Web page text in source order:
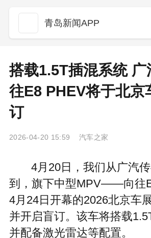
青岛新闻APP
搭载1.5T插混系统 广
往E8 PHEV将于北京
订
2026-04-20 15:59 汽车之家
4月20日，我们从广汽
到，旗下中型MPV——向往
4月24日开幕的2026北京车
并开启盲订。该车将搭载
并配备激光雷达等配置。